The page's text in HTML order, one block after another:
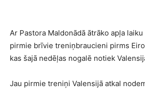
Ar Pastora Maldonādā ātrāko apļa
pirmie brīvie treniņbraucieni pirms
kas šajā nedēļas nogalē notiek
Jau pirmie treniņi Valensijā atkal